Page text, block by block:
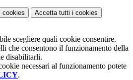
cookies Accetta tutti i cookies
scegliere quali cookie consentire.
che consentono il funzionamento della
disabilitarli.
necessari al funzionamento potete
.